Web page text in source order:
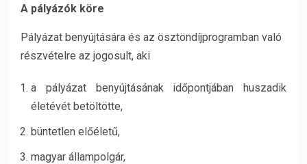
A pályázók köre
Pályázat benyújtására és az ösztöndíjprogramban való
részvételre az jogosult, aki
a pályázat benyújtásának időpontjában huszadik
életévét betöltötte,
büntetlen előéletű,
magyar állampolgár,